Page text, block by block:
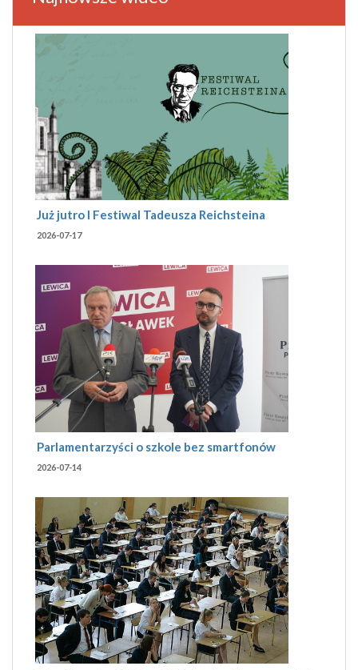
Już jutro I Festiwal Tadeusza Reichsteina
2026-07-17
Parlamentarzyści o szkole bez smartfonów
2026-07-14